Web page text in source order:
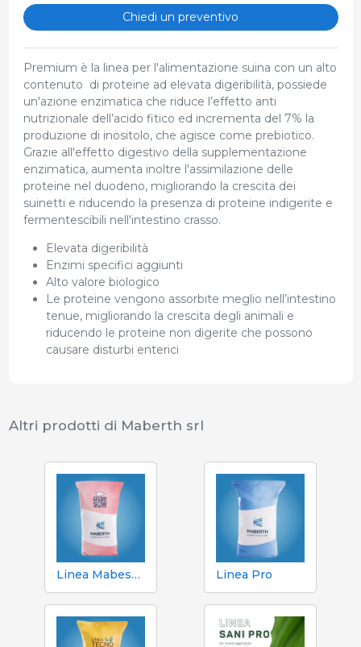
Chiedi un preventivo
Premium è la linea per l'alimentazione suina con un alto
contenuto di proteine ad elevata digeribilità, possiede
un'azione enzimatica che riduce l’effetto anti
nutrizionale dell’acido fitico ed incrementa del 7% la
produzione di inositolo, che agisce come prebiotico.
Grazie all'effetto digestivo della supplementazione
enzimatica, aumenta inoltre l'assimilazione delle
proteine nel duodeno, migliorando la crescita dei
suinetti e riducendo la presenza di proteine indigerite e
fermentescibili nell'intestino crasso.
Elevata digeribilità
Enzimi specifici aggiunti
Alto valore biologico
Le proteine vengono assorbite meglio nell’intestino
tenue, migliorando la crescita degli animali e
riducendo le proteine non digerite che possono
causare disturbi enterici
Altri prodotti di Maberth srl
Linea Mabesow Linea Pro